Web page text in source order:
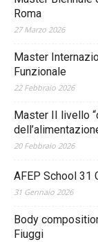
Roma
27 Marzo 2026
Master
Funzionale
22 Febbraio 2026
Master II livello
20 Febbraio 2026
AFEP School 31
31 Gennaio 2026
Body
Fiuggi